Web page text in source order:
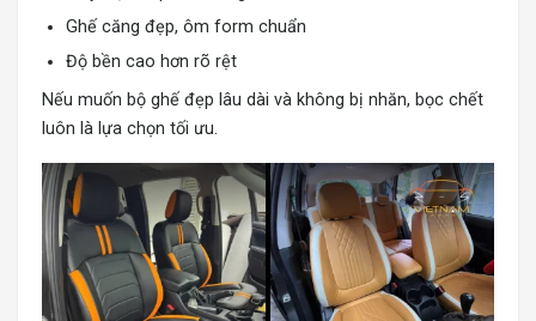
Ghế căng đẹp, ôm form chuẩn
Độ bền cao hơn rõ rệt
Nếu muốn bộ ghế đẹp lâu dài và không bị nhăn, bọc chết
luôn là lựa chọn tối ưu.